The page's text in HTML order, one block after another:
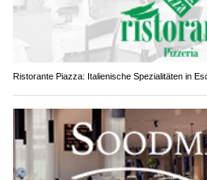
Ristorante Piazza: Italienische Spezialitäten in